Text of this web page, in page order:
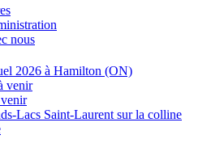
nous
2026 à Hamilton (ON)
venir
Lacs Saint-Laurent sur la colline